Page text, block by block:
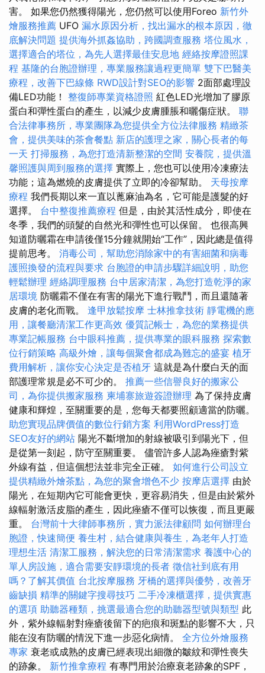
害。 如果您仍然獲得陽光，您仍然可以使用Foreo 新竹外
燴服務推薦 UFO 漏水原因分析，找出漏水的根本原因，徹
底解決問題 提供海外抓姦協助，跨國調查服務 塔位風水，
選擇適合的塔位，為先人選擇最佳安息地 經絡按摩證照課
程 基隆的台胞證辦理，專業服務讓過程更簡單 雙下巴醫美
療程，改善下巴線條 RWD設計對SEO的影響 2面部處理設
備LED功能！ 整復師專業資格證照 紅色LED光增加了膠原
蛋白和彈性蛋白的產生，以減少皮膚腫脹和曬傷症狀。 聯
合法律事務所，專業團隊為您提供全方位法律服務 精緻茶
會，提供美味的茶會餐點 新店的護理之家，關心長者的每
一天 打掃服務，為您打造清新整潔的空間 安養院，提供溫
馨照護與周到服務的選擇 實際上，您也可以使用冷凍療法
功能；這為燃燒的皮膚提供了立即的冷卻幫助。 天母按摩
療程 我們長期以來一直以蓖麻油為名，它可能是護髮的好
選擇。 台中整復推薦療程 但是，由於其活性成分，即使在
冬季，我們的頭髮的自然光和彈性也可以保留。 也很高興
知道防曬霜在申請後僅15分鐘就開始“工作”，因此總是值得
提前思考。 消毒公司，幫助您消除家中的有害細菌和病毒
護照換發的流程與要求 台胞證的申請步驟詳細說明，助您
輕鬆辦理 經絡調理服務 台中居家清潔，為您打造乾淨的家
居環境 防曬霜不僅在有害的陽光下進行戰鬥，而且還隨著
皮膚的老化而戰。 逢甲放鬆按摩 士林推拿技術 靜電機的應
用，讓餐廳清潔工作更高效 優質記帳士，為您的業務提供
專業記帳服務 台中眼科推薦，提供專業的眼科服務 探索數
位行銷策略 高級外燴，讓每個聚會都成為難忘的盛宴 植牙
費用解析，讓你安心決定是否植牙 這就是為什麼白天的面
部護理常規是必不可少的。 推薦一些信譽良好的搬家公
司，為你提供搬家服務 柬埔寨旅遊簽證辦理 為了保持皮膚
健康和輝煌，至關重要的是，您每天都要照顧適當的防曬。
助您實現品牌價值的數位行銷方案 利用WordPress打造
SEO友好的網站 陽光不斷增加的射線被吸引到陽光下，但
是從第一刻起，防守至關重要。 儘管許多人認為痤瘡對紫
外線有益，但這個想法並非完全正確。 如何進行公司設立
提供精緻外燴茶點，為您的聚會增色不少 按摩店選擇 由於
陽光，在短期內它可能會更快，更容易消失，但是由於紫外
線輻射激活皮脂的產生，因此痤瘡不僅可以恢復，而且更嚴
重。 台灣前十大律師事務所，實力派法律顧問 如何辦理台
胞證，快速簡便 養生村，結合健康與養生，為老年人打造
理想生活 清潔工服務，解決您的日常清潔需求 養護中心的
單人房設施，適合需要安靜環境的長者 徵信社到底有用
嗎？了解其價值 台北按摩服務 牙橋的選擇與優勢，改善牙
齒缺損 精準的關鍵字搜尋技巧 二手冷凍櫃選擇，提供實惠
的選項 助聽器種類，挑選最適合您的助聽器型號與類型 此
外，紫外線輻射對痤瘡後留下的疤痕和斑點的影響不大，只
能在沒有防曬的情況下進一步惡化病情。 全方位外燴服務
專家 衰老或成熟的皮膚已經表現出細微的皺紋和彈性喪失
的跡象。 新竹推拿療程 有專門用於治療衰老跡象的SPF，